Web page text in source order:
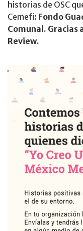
historias de OSC
Cemefi: Fondo
Comunal. Gracias
Review.